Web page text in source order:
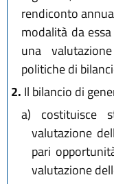
rendiconto
modalità da
una
politiche di
2. Il bilancio di
a) costituisce
valutazione
pari
valutazione